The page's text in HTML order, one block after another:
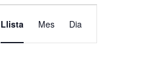
N
a
Llista Mes Dia